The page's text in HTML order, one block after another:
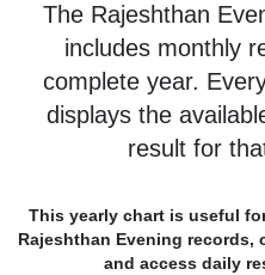
The Rajeshthan
includes monthly
complete year.
displays the
result for
This yearly chart is useful
Rajeshthan Evening records,
and access daily